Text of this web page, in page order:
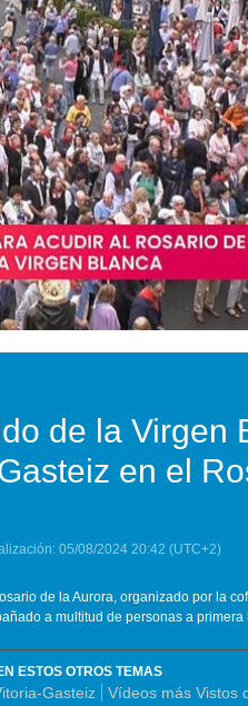
de la Virgen
en el
05/08/2024 20:42 (UTC+2)
de la Aurora, organizado por la
a multitud de personas a
ESTOS OTROS TEMAS
Gasteiz Vídeos más Vistos